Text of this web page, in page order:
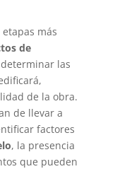
más
de
las
de la obra.
de llevar a
factores
, la presencia
que pueden